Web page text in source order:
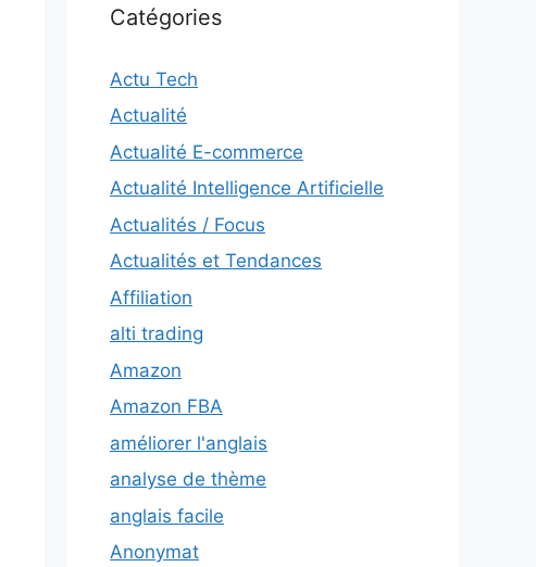
Catégories
Actu Tech
Actualité
Actualité E-commerce
Actualité Intelligence Artificielle
Actualités / Focus
Actualités et Tendances
Affiliation
alti trading
Amazon
Amazon FBA
améliorer l'anglais
analyse de thème
anglais facile
Anonymat